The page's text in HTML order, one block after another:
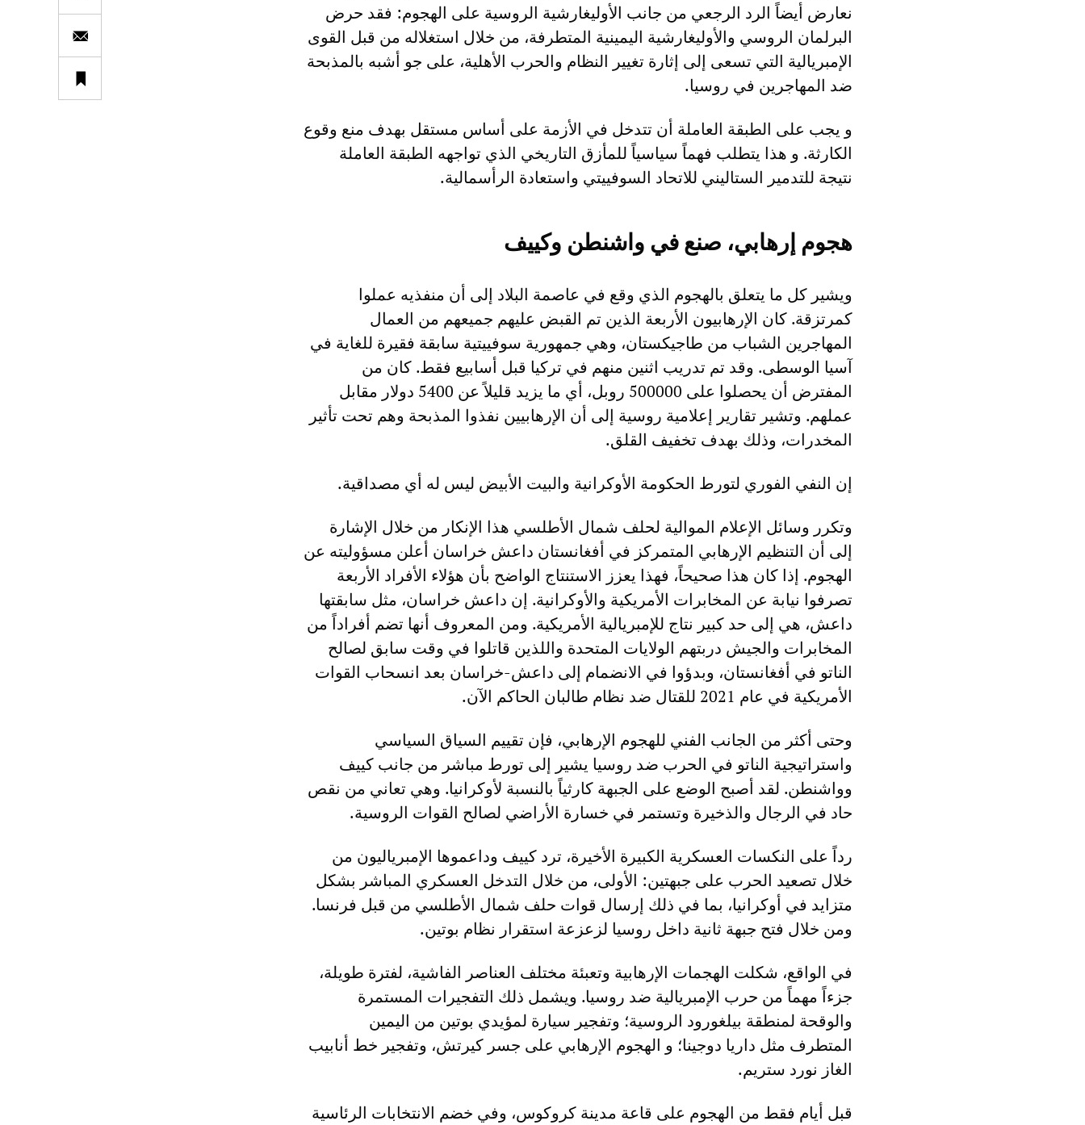
نعارض أيضاً الرد الرجعي من جانب الأوليغارشية الروسية على الهجوم: فقد حرض
البرلمان الروسي والأوليغارشية اليمينية المتطرفة، من خلال استغلاله من قبل القوى
الإمبريالية التي تسعى إلى إثارة تغيير النظام والحرب الأهلية، على جو أشبه بالمذبحة
ضد المهاجرين في روسيا.
و يجب على الطبقة العاملة أن تتدخل في الأزمة على أساس مستقل بهدف منع وقوع
الكارثة. و هذا يتطلب فهماً سياسياً للمأزق التاريخي الذي تواجهه الطبقة العاملة
نتيجة للتدمير الستاليني للاتحاد السوفييتي واستعادة الرأسمالية.
هجوم إرهابي، صنع في واشنطن وكييف
ويشير كل ما يتعلق بالهجوم الذي وقع في عاصمة البلاد إلى أن منفذيه عملوا
كمرتزقة. كان الإرهابيون الأربعة الذين تم القبض عليهم جميعهم من العمال
المهاجرين الشباب من طاجيكستان، وهي جمهورية سوفييتية سابقة فقيرة للغاية في
آسيا الوسطى. وقد تم تدريب اثنين منهم في تركيا قبل أسابيع فقط. كان من
المفترض أن يحصلوا على 500000 روبل، أي ما يزيد قليلاً عن 5400 دولار مقابل
عملهم. وتشير تقارير إعلامية روسية إلى أن الإرهابيين نفذوا المذبحة وهم تحت تأثير
المخدرات، وذلك بهدف تخفيف القلق.
إن النفي الفوري لتورط الحكومة الأوكرانية والبيت الأبيض ليس له أي مصداقية.
وتكرر وسائل الإعلام الموالية لحلف شمال الأطلسي هذا الإنكار من خلال الإشارة
إلى أن التنظيم الإرهابي المتمركز في أفغانستان داعش خراسان أعلن مسؤوليته عن
الهجوم. إذا كان هذا صحيحاً، فهذا يعزز الاستنتاج الواضح بأن هؤلاء الأفراد الأربعة
تصرفوا نيابة عن المخابرات الأمريكية والأوكرانية. إن داعش خراسان، مثل سابقتها
داعش، هي إلى حد كبير نتاج للإمبريالية الأمريكية. ومن المعروف أنها تضم ​​أفراداً من
المخابرات والجيش دربتهم الولايات المتحدة واللذين قاتلوا في وقت سابق لصالح
الناتو في أفغانستان، وبدؤوا في الانضمام إلى داعش-خراسان بعد انسحاب القوات
الأمريكية في عام 2021 للقتال ضد نظام طالبان الحاكم الآن.
وحتى أكثر من الجانب الفني للهجوم الإرهابي، فإن تقييم السياق السياسي
واستراتيجية الناتو في الحرب ضد روسيا يشير إلى تورط مباشر من جانب كييف
وواشنطن. لقد أصبح الوضع على الجبهة كارثياً بالنسبة لأوكرانيا. وهي تعاني من نقص
حاد في الرجال والذخيرة وتستمر في خسارة الأراضي لصالح القوات الروسية.
رداً على النكسات العسكرية الكبيرة الأخيرة، ترد كييف وداعموها الإمبرياليون من
خلال تصعيد الحرب على جبهتين: الأولى، من خلال التدخل العسكري المباشر بشكل
متزايد في أوكرانيا، بما في ذلك إرسال قوات حلف شمال الأطلسي من قبل فرنسا.
ومن خلال فتح جبهة ثانية داخل روسيا لزعزعة استقرار نظام بوتين.
في الواقع، شكلت الهجمات الإرهابية وتعبئة مختلف العناصر الفاشية، لفترة طويلة،
جزءاً مهماً من حرب الإمبريالية ضد روسيا. ويشمل ذلك التفجيرات المستمرة
والوقحة لمنطقة بيلغورود الروسية؛ وتفجير سيارة لمؤيدي بوتين من اليمين
المتطرف مثل داريا دوجينا؛ و الهجوم الإرهابي على جسر كيرتش، وتفجير خط أنابيب
الغاز نورد ستريم.
قبل أيام فقط من الهجوم على قاعة مدينة كروكوس، وفي خضم الانتخابات الرئاسية